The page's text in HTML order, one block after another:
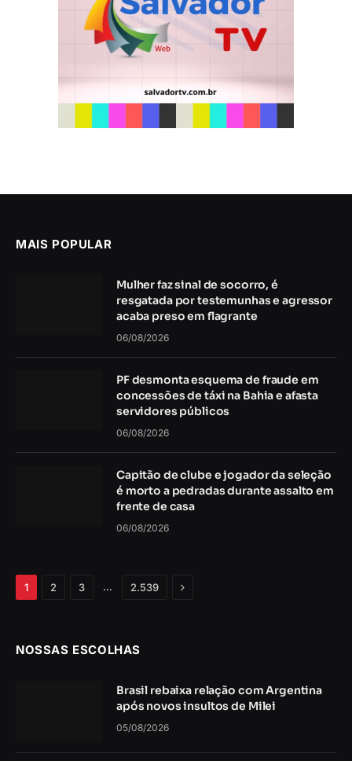
MAIS POPULAR
Mulher faz sinal de socorro, é
resgatada por testemunhas e agressor
acaba preso em flagrante
06/08/2026
PF desmonta esquema de fraude em
concessões de táxi na Bahia e afasta
servidores públicos
06/08/2026
Capitão de clube e jogador da seleção
é morto a pedradas durante assalto em
frente de casa
06/08/2026
1 2 3 … 2.539 Próximo
NOSSAS ESCOLHAS
Brasil rebaixa relação com Argentina
após novos insultos de Milei
05/08/2026